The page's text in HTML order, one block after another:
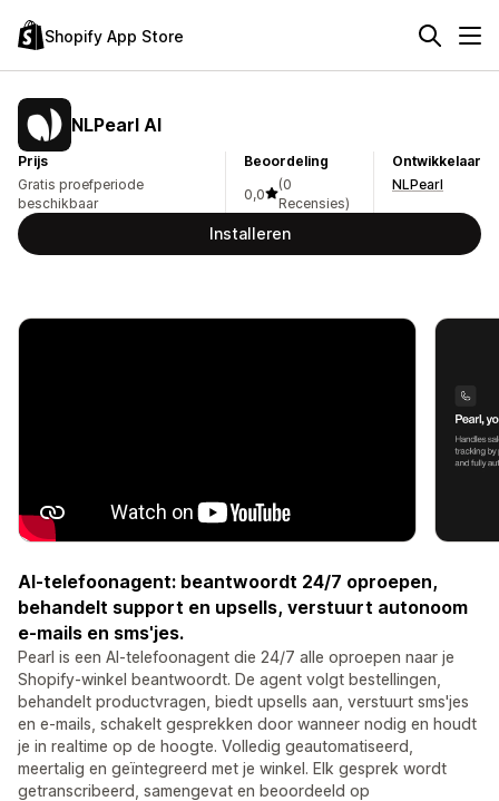
Shopify App Store
NLPearl AI
Prijs
Gratis proefperiode
beschikbaar
Beoordeling
0,0
(0
Recensies)
Ontwikkelaar
NLPearl
Installeren
AI-telefoonagent: beantwoordt 24/7 oproepen,
behandelt support en upsells, verstuurt autonoom
e-mails en sms'jes.
Pearl is een AI-telefoonagent die 24/7 alle oproepen naar je
Shopify-winkel beantwoordt. De agent volgt bestellingen,
behandelt productvragen, biedt upsells aan, verstuurt sms'jes
en e-mails, schakelt gesprekken door wanneer nodig en houdt
je in realtime op de hoogte. Volledig geautomatiseerd,
meertalig en geïntegreerd met je winkel. Elk gesprek wordt
getranscribeerd, samengevat en beoordeeld op